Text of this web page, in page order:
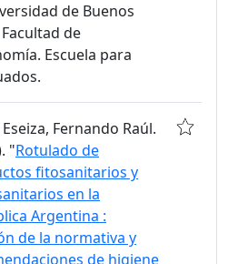
de Buenos
de
Escuela para
Fernando Raúl.
"Rotulado de
fitosanitarios y
en la
Argentina :
de la normativa y
de higiene